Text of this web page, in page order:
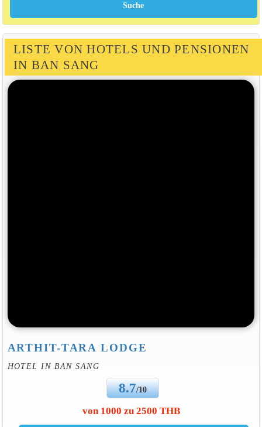
LISTE VON HOTELS UND PENSIONEN
IN BAN SANG
ARTHIT-TARA LODGE
HOTEL IN BAN SANG
8.7/10
von 1000 zu 2500 THB